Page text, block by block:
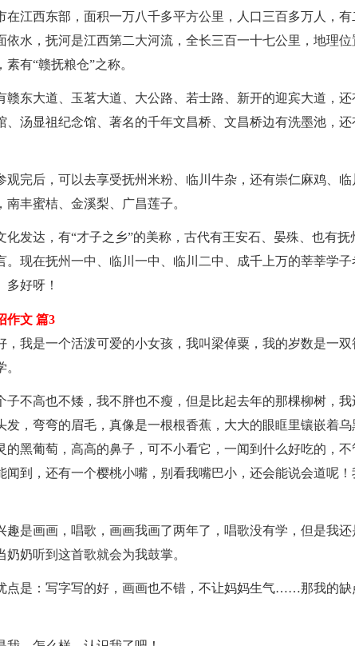
在江西东部，面积一万八千多平方公里，人口三百多万人，
依水，抚河是江西第二大河流，全长三百一十七公里，地理
素有“赣抚粮仓”之称。
赣东大道、玉茗大道、大公路、若士路、新开的迎宾大道，
、汤显祖纪念馆、著名的千年文昌桥、文昌桥边有洗墨池，
观完后，可以去享受抚州米粉、临川牛杂，还有崇仁麻鸡、
南丰蜜桔、金溪梨、广昌莲子。
化发达，有“才子之乡”的美称，古代有王安石、晏殊、也有
。现在抚州一中、临川一中、临川二中、成千上万的莘莘学子
多好呀！
作文 篇3
，我是一个活泼可爱的小女孩，我叫梁倬粟，我的岁数是一
子不高也不矮，我不胖也不瘦，但是比起去年的那棵柳树，
发，弯弯的眉毛，真像是一根根香蕉，大大的眼眶里镶嵌着
的黑葡萄，高高的鼻子，可不小看它，一闻到什么好吃的，
闻到，还有一个樱桃小嘴，别看我嘴巴小，还会能说会道呢
趣是画画，唱歌，画画我画了两年了，唱歌没有学，但是我
奶奶听到这首歌就会为我鼓掌。
点是：写字写的好，画画也不错，不让妈妈生气……那我的缺